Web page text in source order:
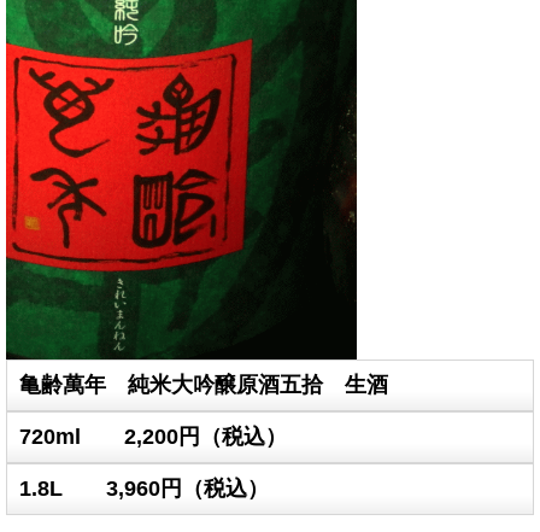
亀齢萬年 純米大吟醸原酒五拾 生酒
720ml 2,200円（税込）
1.8L 3,960円（税込）